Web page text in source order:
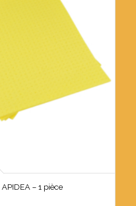
– 1 pièce